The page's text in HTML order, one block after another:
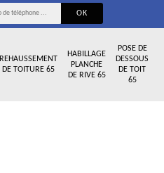
REHAUSSEMENT
DE TOITURE 65
HABILLAGE
PLANCHE
DE RIVE 65
POSE DE
DESSOUS
DE TOIT
65